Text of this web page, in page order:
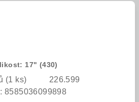
17" (430)
(1 ks)
226.599
8585036099898